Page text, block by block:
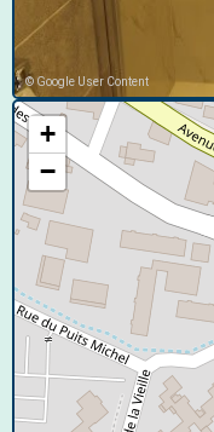
© Google User Content
+
−